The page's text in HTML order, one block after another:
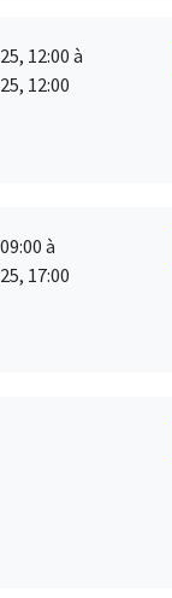
12:00 à
12:00
à
17:00